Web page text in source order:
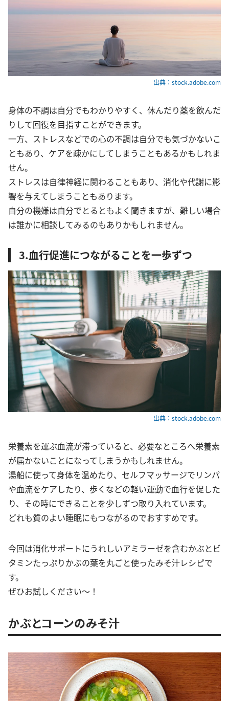
出典：stock.adobe.com
身体の不調は自分でもわかりやすく、休んだり薬を飲んだ
りして回復を目指すことができます。
一方、ストレスなどでの心の不調は自分でも気づかないこ
ともあり、ケアを疎かにしてしまうこともあるかもしれま
せん。
ストレスは自律神経に関わることもあり、消化や代謝に影
響を与えてしまうこともあります。
自分の機嫌は自分でとるともよく聞きますが、難しい場合
は誰かに相談してみるのもありかもしれません。
3.血行促進につながることを一歩ずつ
出典：stock.adobe.com
栄養素を運ぶ血流が滞っていると、必要なところへ栄養素
が届かないことになってしまうかもしれません。
湯船に使って身体を温めたり、セルフマッサージでリンパ
や血流をケアしたり、歩くなどの軽い運動で血行を促した
り、その時にできることを少しずつ取り入れています。
どれも質のよい睡眠にもつながるのでおすすめです。
今回は消化サポートにうれしいアミラーゼを含むかぶとビ
タミンたっぷりかぶの葉を丸ごと使ったみそ汁レシピで
す。
ぜひお試しください〜！
かぶとコーンのみそ汁